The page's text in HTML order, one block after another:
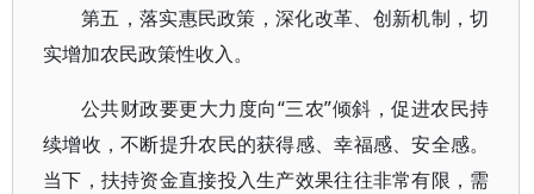
第五，落实惠民政策，深化改革、创新机制，切
实增加农民政策性收入。
公共财政要更大力度向“三农”倾斜，促进农民持
续增收，不断提升农民的获得感、幸福感、安全感。
当下，扶持资金直接投入生产效果往往非常有限，需